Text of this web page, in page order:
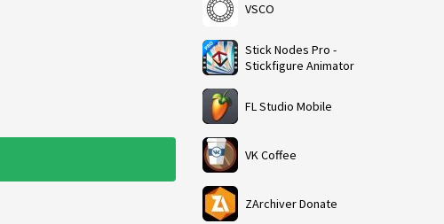
VSCO
Stick Nodes Pro -
Stickfigure Animator
FL Studio Mobile
VK Coffee
ZArchiver Donate